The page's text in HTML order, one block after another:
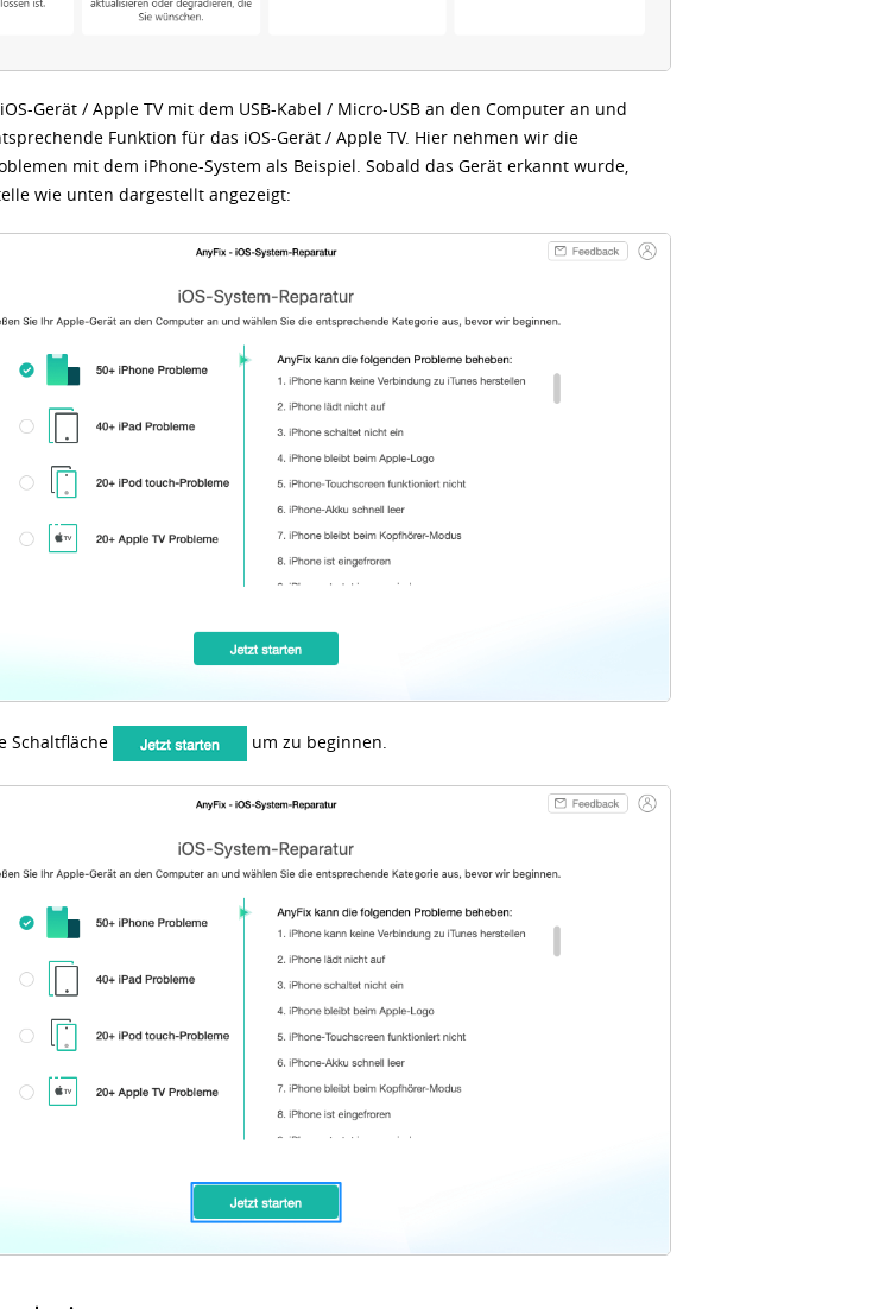
Gerät / Apple TV mit dem USB-Kabel / Micro-USB an den Computer an und
Funktion für das iOS-Gerät / Apple TV. Hier nehmen wir die
mit dem iPhone-System als Beispiel. Sobald das Gerät erkannt wurde,
wie unten dargestellt angezeigt:
Schaltfläche um zu beginnen.